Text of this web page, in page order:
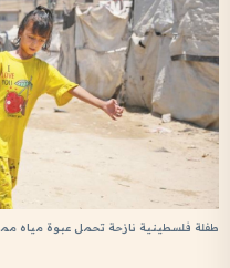
طفلة فلسطينية نازحة تحمل عبوة مياه